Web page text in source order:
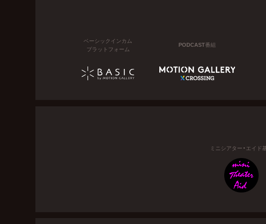
ベーシックインカム
プラットフォーム
PODCAST番組
ミニシアター・エイド